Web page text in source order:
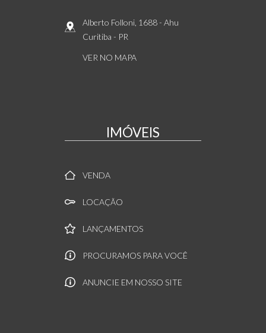
Alberto Folloni, 1688- Ahu
Curitiba - PR
VER NO MAPA
IMÓVEIS
VENDA
LOCAÇÃO
LANÇAMENTOS
PROCURAMOS PARA VOCÊ
ANUNCIE EM NOSSO SITE